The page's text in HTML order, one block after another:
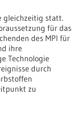
gleichzeitig statt.
für das
des MPI für
ihre
Technologie
durch
zu